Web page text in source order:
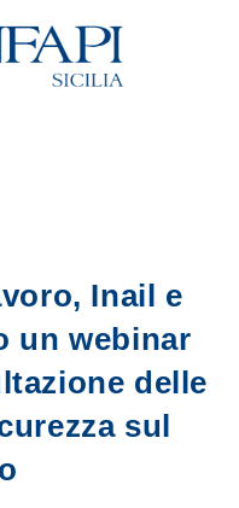
Inail e
un webinar
delle
sul